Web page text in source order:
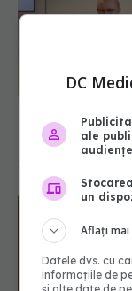
Reumatologia,
Rednic:
Reumatismul
scheletal
15 oct 2023, 14:19
DC
ale
un
Aflați
Datele dvs. cu
informațiile de